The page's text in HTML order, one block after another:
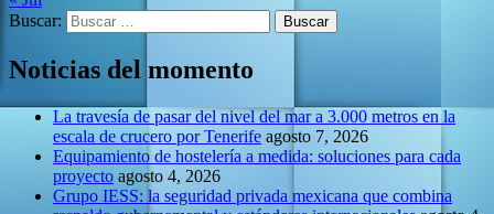
Buscar:
Noticias del momento
La travesía de pasar del nivel del mar a 3.000 metros en la
escala de crucero por Tenerife agosto 7, 2026
Equipamiento de hostelería a medida: soluciones para cada
proyecto agosto 4, 2026
Grupo IESS: la seguridad privada mexicana que combina